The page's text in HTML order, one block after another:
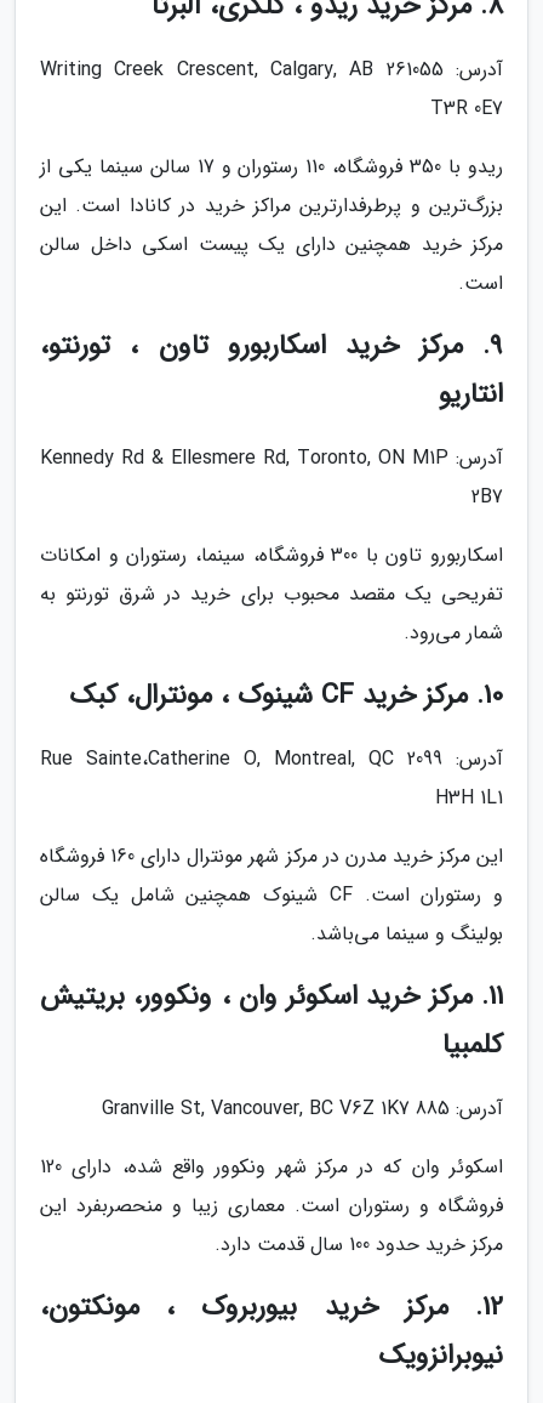
آدرس: 261055 Writing Creek Crescent, Calgary, AB
T3R 0E7
ریدو با 350 فروشگاه، 110 رستوران و 17 سالن سینما یکی از
بزرگ‌ترین و پرطرفدارترین مراکز خرید در کانادا است. این
مرکز خرید همچنین دارای یک پیست اسکی داخل سالن
است.
9. مرکز خرید اسکاربورو تاون ، تورنتو،
انتاریو
آدرس: Kennedy Rd & Ellesmere Rd, Toronto, ON M1P
2B7
اسکاربورو تاون با 300 فروشگاه، سینما، رستوران و امکانات
تفریحی یک مقصد محبوب برای خرید در شرق تورنتو به
شمار می‌رود.
10. مرکز خرید CF شینوک ، مونترال، کبک
آدرس: 2099 Rue Sainte،Catherine O, Montreal, QC
H3H 1L1
این مرکز خرید مدرن در مرکز شهر مونترال دارای 160 فروشگاه
و رستوران است. CF شینوک همچنین شامل یک سالن
بولینگ و سینما می‌باشد.
11. مرکز خرید اسکوئر وان ، ونکوور، بریتیش
کلمبیا
آدرس: 885 Granville St, Vancouver, BC V6Z 1K7
اسکوئر وان که در مرکز شهر ونکوور واقع شده، دارای 120
فروشگاه و رستوران است. معماری زیبا و منحصربفرد این
مرکز خرید حدود 100 سال قدمت دارد.
12. مرکز خرید بیوربروک ، مونکتون،
نیوبرانزویک